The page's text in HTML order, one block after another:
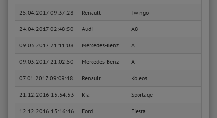
25.04.2017 09:37:28 Renault Twingo
24.04.2017 02:48:50 Audi A8
09.03.2017 21:11:08 Mercedes-Benz A
09.03.2017 21:02:50 Mercedes-Benz A
07.01.2017 09:09:48 Renault Koleos
21.12.2016 15:54:53 Kia Sportage
12.12.2016 13:16:46 Ford Fiesta